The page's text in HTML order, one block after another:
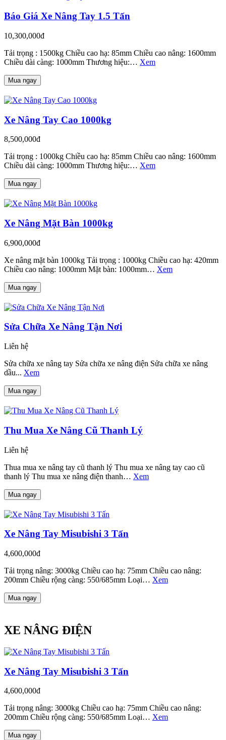
Báo Giá Xe Nâng Tay 1.5 Tấn
10,300,000đ
Tải trọng : 1500kg Chiều cao hạ: 85mm Chiều cao nâng: 1600mm
Chiều dài càng: 1000mm Thương hiệu:… Xem
Mua ngay
Xe Nâng Tay Cao 1000kg
8,500,000đ
Tải trọng : 1000kg Chiều cao hạ: 85mm Chiều cao nâng: 1600mm
Chiều dài càng: 1000mm Thương hiệu:… Xem
Mua ngay
Xe Nâng Mặt Bàn 1000kg
6,900,000đ
Xe nâng mặt bàn 1000kg Tải trọng : 1000kg Chiều cao hạ: 420mm
Chiều cao nâng: 1000mm Mặt bàn: 1000mm… Xem
Mua ngay
Sửa Chữa Xe Nâng Tận Nơi
Liên hệ
Sửa chữa xe nâng tay Sửa chữa xe nâng điện Sửa chữa xe nâng
dầu... Xem
Mua ngay
Thu Mua Xe Nâng Cũ Thanh Lý
Liên hệ
Thua mua xe nâng tay cũ thanh lý Thu mua xe nâng tay cao cũ
thanh lý Thu mua xe nâng điện thanh… Xem
Mua ngay
Xe Nâng Tay Misubishi 3 Tấn
4,600,000đ
Tải trọng nâng: 3000kg Chiều cao hạ: 75mm Chiều cao nâng:
200mm Chiều rộng càng: 550/685mm Loại… Xem
Mua ngay
XE NÂNG ĐIỆN
Xe Nâng Tay Misubishi 3 Tấn
4,600,000đ
Tải trọng nâng: 3000kg Chiều cao hạ: 75mm Chiều cao nâng:
200mm Chiều rộng càng: 550/685mm Loại… Xem
Mua ngay